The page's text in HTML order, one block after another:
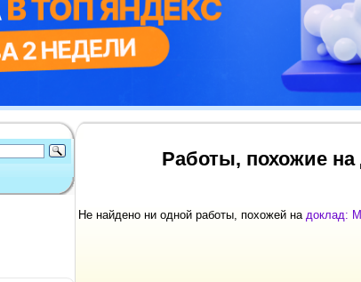
Работы, похожие
Не найдено ни одной работы, похожей на доклад: